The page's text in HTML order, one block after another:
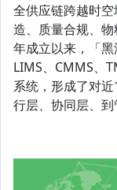
全供应链跨越时
造、质量合规、
年成立以来，「黑
LIMS、CMMS、
系统，形成了对
行层、协同层、到